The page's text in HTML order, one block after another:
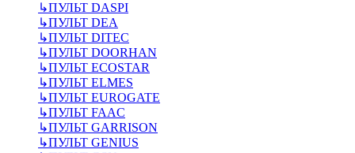
↳ПУЛЬТ DASPI
↳ПУЛЬТ DEA
↳ПУЛЬТ DITEC
↳ПУЛЬТ DOORHAN
↳ПУЛЬТ ECOSTAR
↳ПУЛЬТ ELMES
↳ПУЛЬТ EUROGATE
↳ПУЛЬТ FAAC
↳ПУЛЬТ GARRISON
↳ПУЛЬТ GENIUS